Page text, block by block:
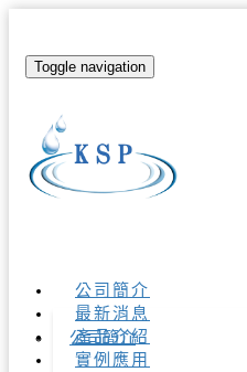
Toggle navigation
公司簡介
公司簡介
最新消息
產品介紹
實例應用